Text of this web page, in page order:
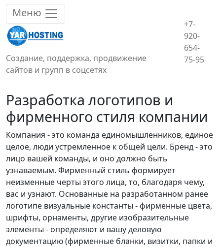
Меню
Создание, поддержка, продвижение
сайтов и групп в соцсетях
+7-
920-
654-
75-95
Разработка логотипов и
фирменного стиля компании
Компания - это команда единомышленников, единое
целое, люди устремленное к общей цели. Бренд - это
лицо вашей команды, и оно должно быть
узнаваемым. Фирменный стиль формирует
неизменные черты этого лица, то, благодаря чему,
вас и узнают. Основанные на разработанном ранее
логотипе визуальные константы - фирменные цвета,
шрифты, орнаменты, другие изобразительные
элементы - определяют и вашу деловую
документацию (фирменные бланки, визитки, папки и